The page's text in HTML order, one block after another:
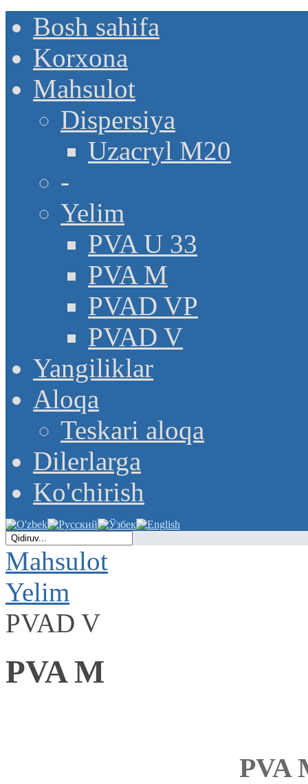
Bosh sahifa
Korxona
Mahsulot
Dispersiya
Uzacryl M20
-
Yelim
PVA U 33
PVA M
PVAD VP
PVAD V
Yangiliklar
Aloqa
Teskari aloqa
Dilerlarga
Ko'chirish
Mahsulot
Yelim
PVAD V
PVA M
PVA